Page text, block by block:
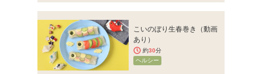
こいのぼり生春巻き（動画
あり）
約30分
ヘルシー